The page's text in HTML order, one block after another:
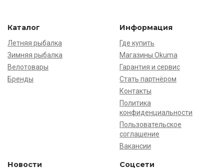
Каталог
Летняя рыбалка
Зимняя рыбалка
Велотовары
Бренды
Информация
Где купить
Магазины Okuma
Гарантия и сервис
Стать партнёром
Контакты
Политика
конфиденциальности
Пользовательское
соглашение
Вакансии
Новости Соцсети